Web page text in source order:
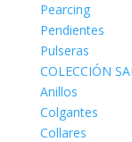
Pearcing
Pendientes
Pulseras
COLECCIÓN
Anillos
Colgantes
Collares